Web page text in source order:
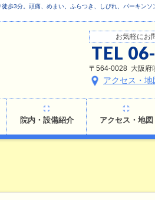
3分。頭痛、めまい、ふらつき、しびれ、パーキンソ
お気軽にお
TEL
〒564-0028 大阪府
アクセス・地
院内・設備紹介 アクセス・地図